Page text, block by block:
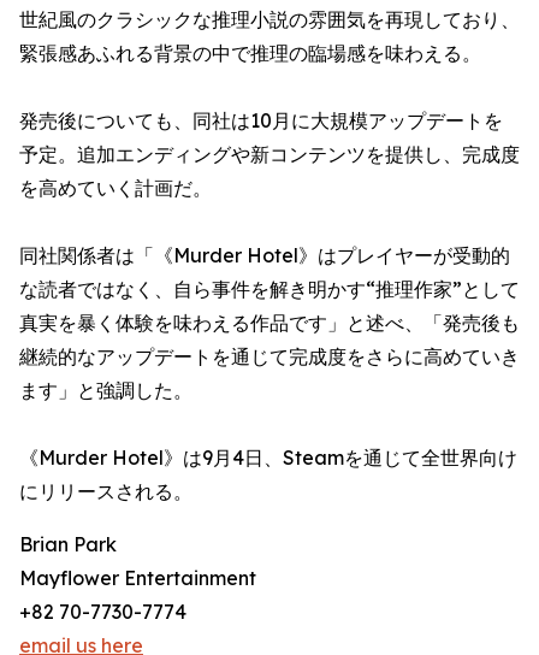
世紀風のクラシックな推理小説の雰囲気を再現しており、
緊張感あふれる背景の中で推理の臨場感を味わえる。
発売後についても、同社は10月に大規模アップデートを
予定。追加エンディングや新コンテンツを提供し、完成度
を高めていく計画だ。
同社関係者は「《Murder Hotel》はプレイヤーが受動的
な読者ではなく、自ら事件を解き明かす“推理作家”として
真実を暴く体験を味わえる作品です」と述べ、「発売後も
継続的なアップデートを通じて完成度をさらに高めていき
ます」と強調した。
《Murder Hotel》は9月4日、Steamを通じて全世界向け
にリリースされる。
Brian Park
Mayflower Entertainment
+82 70-7730-7774
email us here